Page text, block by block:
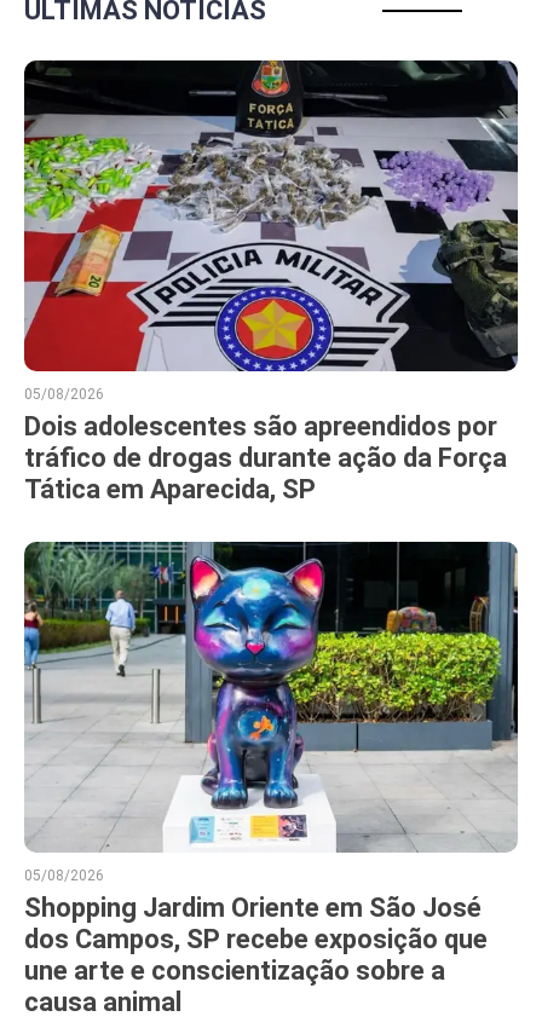
ÚLTIMAS NOTÍCIAS
05/08/2026
Dois adolescentes são apreendidos por
tráfico de drogas durante ação da Força
Tática em Aparecida, SP
05/08/2026
Shopping Jardim Oriente em São José
dos Campos, SP recebe exposição que
une arte e conscientização sobre a
causa animal